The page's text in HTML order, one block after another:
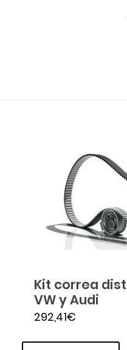
Kit correa
VW y Audi
292,41€